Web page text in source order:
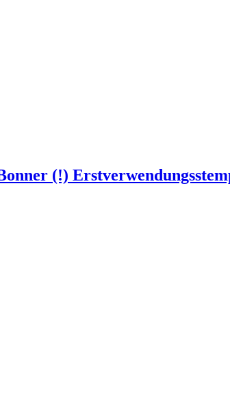
(!)